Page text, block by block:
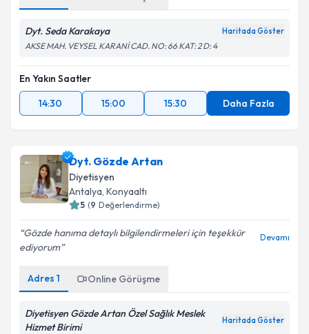
Dyt. Seda Karakaya Haritada Göster
AKSE MAH. VEYSEL KARANİ CAD. NO: 66 KAT: 2 D: 4
En Yakın Saatler
14:30
15:00 15:30 Daha Fazla
Dyt. Gözde Artan
Diyetisyen
Antalya, Konyaaltı
5 (9 Değerlendirme)
Gözde hanıma detaylı bilgilendirmeleri için teşekkür
ediyorum
Devamı
Adres 1 Online Görüşme
Diyetisyen Gözde Artan Özel Sağlık Meslek
Hizmet Birimi
Haritada Göster